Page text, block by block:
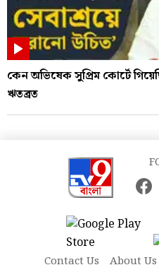
কেন অভিষেক সুপ্রিম কোর্টে
ঋতব্রত
Contact Us About Us